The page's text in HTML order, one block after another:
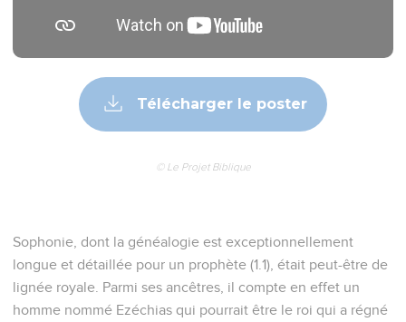
Télécharger le poster
© Le Projet Biblique
Sophonie, dont la généalogie est exceptionnellement
longue et détaillée pour un prophète (1.1), était peut-être de
lignée royale. Parmi ses ancêtres, il compte en effet un
homme nommé Ezéchias qui pourrait être le roi qui a régné